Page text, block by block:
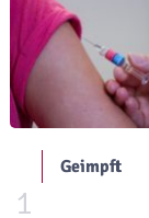
1
Geimpft